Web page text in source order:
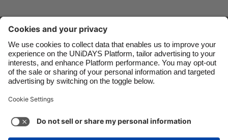
Nous contacter Entreprise
Paramètres des cookies Politique de confidentialité
Accessibilité Divulgation publicitaire Belgique